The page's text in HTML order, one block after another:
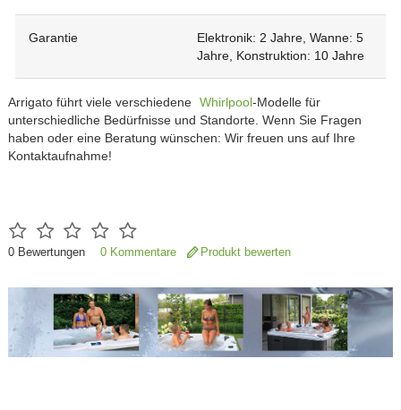
Garantie
Elektronik: 2 Jahre, Wanne: 5
Jahre, Konstruktion: 10 Jahre
Arrigato führt viele verschiedene Whirlpool-Modelle für
unterschiedliche Bedürfnisse und Standorte. Wenn Sie Fragen
haben oder eine Beratung wünschen: Wir freuen uns auf Ihre
Kontaktaufnahme!
0Bewertungen 0 Kommentare Produkt bewerten